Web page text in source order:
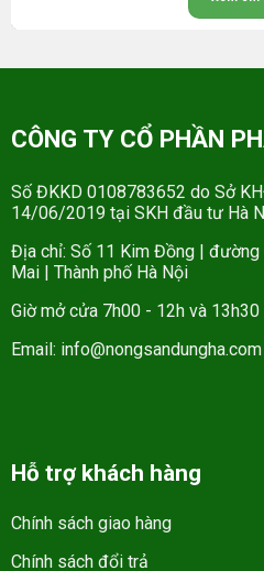
CÔNG TY CỔ PHẦN
Số ĐKKD 0108783652 do Sở
14/06/2019 tại SKH đầu tư Hà
Địa chỉ: Số 11 Kim Đồng |
Mai | Thành phố Hà Nội
Giờ mở cửa 7h00 - 12h và
Email: info@nongsandungha.com
Hỗ trợ khách hàng
Chính sách giao hàng
Chính sách đổi trả